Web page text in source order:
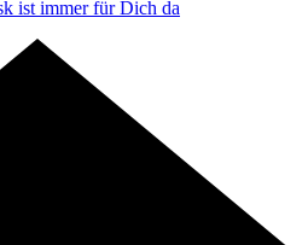
ist immer für Dich da